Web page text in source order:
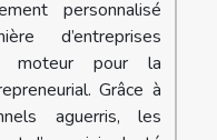
personnalisé
d’entreprises
moteur pour la
Grâce à
aguerris, les